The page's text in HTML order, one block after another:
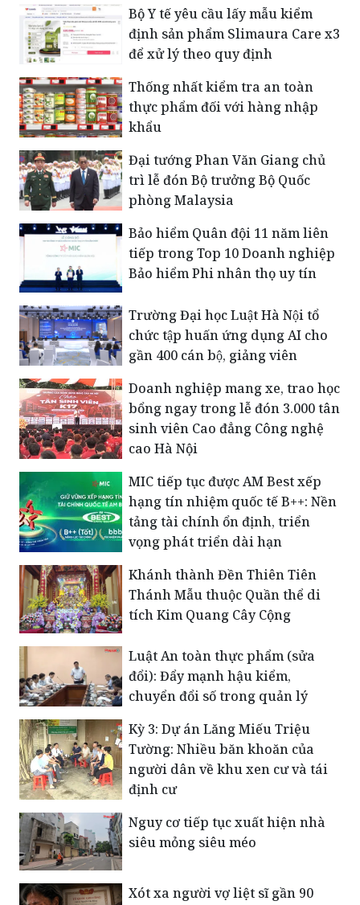
Bộ Y tế yêu cầu lấy mẫu kiểm
định sản phẩm Slimaura Care x3
để xử lý theo quy định
Thống nhất kiểm tra an toàn
thực phẩm đối với hàng nhập
khẩu
Đại tướng Phan Văn Giang chủ
trì lễ đón Bộ trưởng Bộ Quốc
phòng Malaysia
Bảo hiểm Quân đội 11 năm liên
tiếp trong Top 10 Doanh nghiệp
Bảo hiểm Phi nhân thọ uy tín
Trường Đại học Luật Hà Nội tổ
chức tập huấn ứng dụng AI cho
gần 400 cán bộ, giảng viên
Doanh nghiệp mang xe, trao học
bổng ngay trong lễ đón 3.000 tân
sinh viên Cao đẳng Công nghệ
cao Hà Nội
MIC tiếp tục được AM Best xếp
hạng tín nhiệm quốc tế B++: Nền
tảng tài chính ổn định, triển
vọng phát triển dài hạn
Khánh thành Đền Thiên Tiên
Thánh Mẫu thuộc Quần thể di
tích Kim Quang Cây Cộng
Luật An toàn thực phẩm (sửa
đổi): Đẩy mạnh hậu kiểm,
chuyển đổi số trong quản lý
Kỳ 3: Dự án Lăng Miếu Triệu
Tường: Nhiều băn khoăn của
người dân về khu xen cư và tái
định cư
Nguy cơ tiếp tục xuất hiện nhà
siêu mỏng siêu méo
Xót xa người vợ liệt sĩ gần 90